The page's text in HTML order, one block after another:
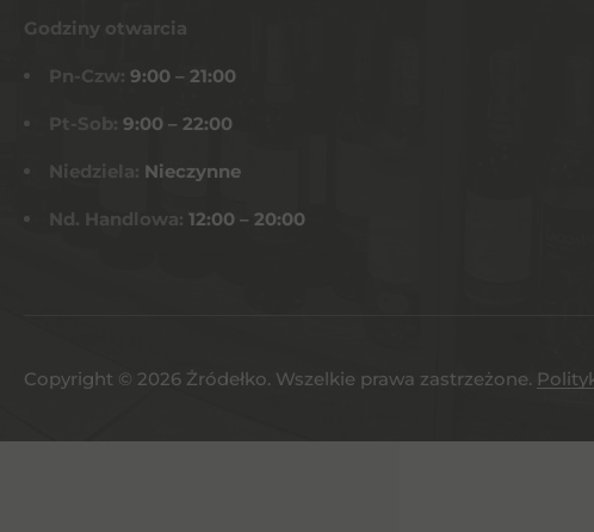
Godziny otwarcia
Pn-Czw: 9:00 – 21:00
Pt-Sob: 9:00 – 22:00
Niedziela: Nieczynne
Nd. Handlowa: 12:00 – 20:00
Copyright © 2026 Żródełko. Wszelkie prawa zastrzeżone.